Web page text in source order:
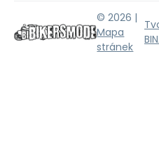
© 2026 |
Mapa
stránek